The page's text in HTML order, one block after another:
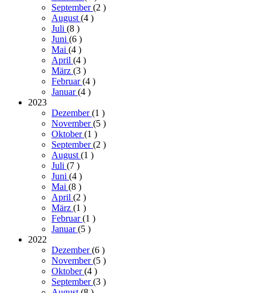
September(2 )
August (4 )
Juli (8 )
Juni (6 )
Mai (4 )
April (4 )
März (3 )
Februar(4 )
Januar(4 )
2023
Dezember(1 )
November(5 )
Oktober(1 )
September(2 )
August (1 )
Juli (7 )
Juni (4 )
Mai (8 )
April (2 )
März (1 )
Februar(1 )
Januar(5 )
2022
Dezember(6 )
November(5 )
Oktober(4 )
September(3 )